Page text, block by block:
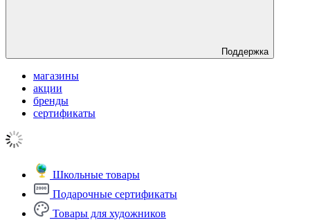
Поддержка
магазины
акции
бренды
сертификаты
Школьные товары
Подарочные сертификаты
Товары для художников